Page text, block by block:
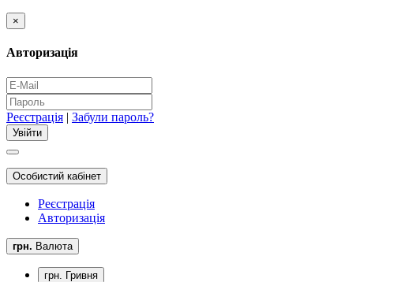
×
Авторизація
Реєстрація | Забули пароль?
Особистий кабінет
Реєстрація
Авторизація
грн. Валюта
грн. Гривня